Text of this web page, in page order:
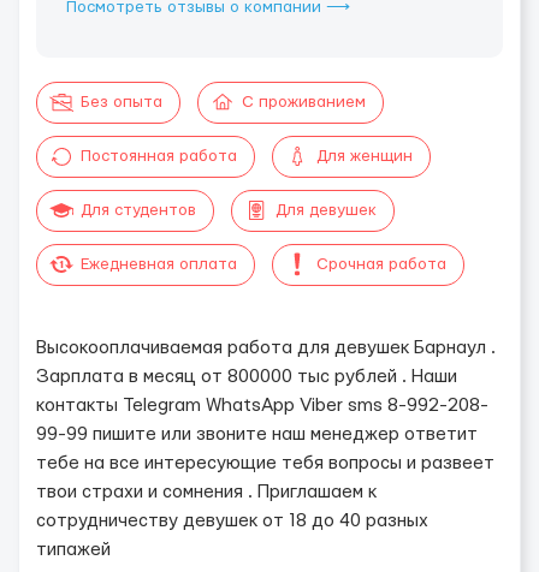
Посмотреть отзывы о компании ⟶
Без опыта С проживанием
Постоянная работа Для женщин
Для студентов Для девушек
Ежедневная оплата Срочная работа
Высокооплачиваемая работа для девушек Барнаул .
Зарплата в месяц от 800000 тыс рублей . Наши
контакты Telegram WhatsApp Viber sms 8-992-208-
99-99 пишите или звоните наш менеджер ответит
тебе на все интересующие тебя вопросы и развеет
твои страхи и сомнения . Приглашаем к
сотрудничеству девушек от 18 до 40 разных
типажей